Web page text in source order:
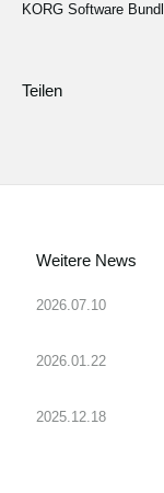
KORG Software
Teilen
Weitere News
2026.07.10
2026.01.22
2025.12.18